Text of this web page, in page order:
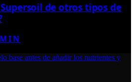
de otros tipos de
MIN